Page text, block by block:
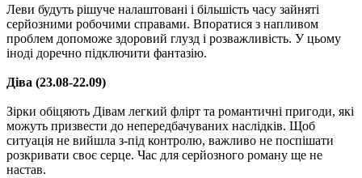
Леви будуть рішуче налаштовані і більшість часу зайняті
серйозними робочими справами. Впоратися з напливом
проблем допоможе здоровий глузд і розважливість. У цьому
іноді доречно підключити фантазію.
Діва (23.08-22.09)
Зірки обіцяють Дівам легкий флірт та романтичні пригоди, які
можуть призвести до непередбачуваних наслідків. Щоб
ситуація не вийшла з-під контролю, важливо не поспішати
розкривати своє серце. Час для серйозного роману ще не
настав.